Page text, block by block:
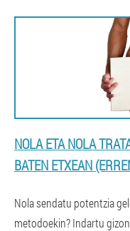
NOLA ETA NOLA
BATEN ETXEAN
Nola sendatu potentzia
metodoekin? Indartu